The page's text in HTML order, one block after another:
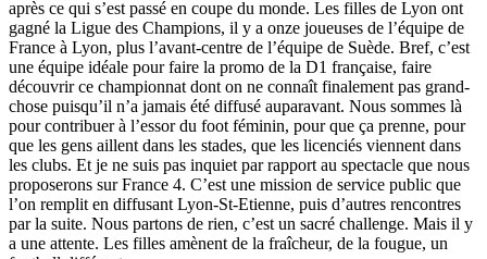
après ce qui s’est passé en coupe du monde. Les filles de Lyon ont
gagné la Ligue des Champions, il y a onze joueuses de l’équipe de
France à Lyon, plus l’avant-centre de l’équipe de Suède. Bref, c’est
une équipe idéale pour faire la promo de la D1 française, faire
découvrir ce championnat dont on ne connaît finalement pas grand-
chose puisqu’il n’a jamais été diffusé auparavant. Nous sommes là
pour contribuer à l’essor du foot féminin, pour que ça prenne, pour
que les gens aillent dans les stades, que les licenciés viennent dans
les clubs. Et je ne suis pas inquiet par rapport au spectacle que nous
proposerons sur France 4. C’est une mission de service public que
l’on remplit en diffusant Lyon-St-Etienne, puis d’autres rencontres
par la suite. Nous partons de rien, c’est un sacré challenge. Mais il y
a une attente. Les filles amènent de la fraîcheur, de la fougue, un